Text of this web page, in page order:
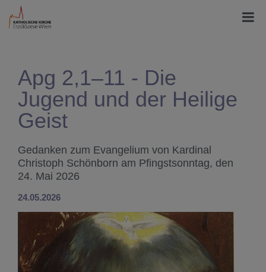
Apg 2,1–11 - Die
Jugend und der Heilige
Geist
Gedanken zum Evangelium von Kardinal
Christoph Schönborn am Pfingstsonntag, den
24. Mai 2026
24.05.2026